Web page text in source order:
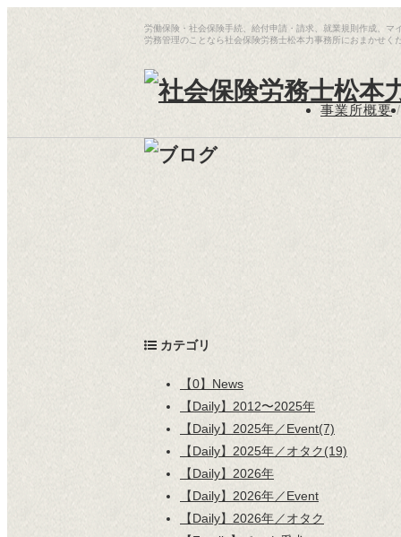
労働保険・社会保険手続、給付申請・請求、就業規則作成、マ
労務管理のことなら社会保険労務士松本力事務所におまかせく
事業所概要 /
カテゴリ
【0】News
【Daily】2012〜2025年
【Daily】2025年／Event(7)
【Daily】2025年／オタク(19)
【Daily】2026年
【Daily】2026年／Event
【Daily】2026年／オタク